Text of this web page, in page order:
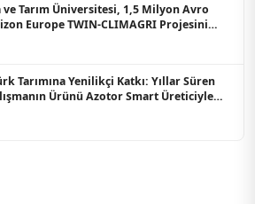
ve Tarım Üniversitesi, 1,5 Milyon Avro
Europe TWIN-CLIMAGRI Projesini
Tarımına Yenilikçi Katkı: Yıllar Süren
Ürünü Azotor Smart Üreticiyle